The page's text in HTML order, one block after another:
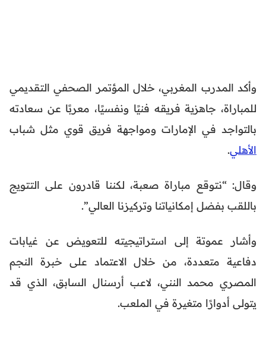
وأكد المدرب المغربي، خلال المؤتمر الصحفي التقديمي
للمباراة، جاهزية فريقه فنيًا ونفسيًا، معربًا عن سعادته
بالتواجد في الإمارات ومواجهة فريق قوي مثل شباب
الأهلي.
وقال: “نتوقع مباراة صعبة، لكننا قادرون على التتويج
باللقب بفضل إمكانياتنا وتركيزنا العالي”.
وأشار عموتة إلى استراتيجيته للتعويض عن غيابات
دفاعية متعددة، من خلال الاعتماد على خبرة النجم
المصري محمد النني، لاعب أرسنال السابق، الذي قد
يتولى أدوارًا متغيرة في الملعب.